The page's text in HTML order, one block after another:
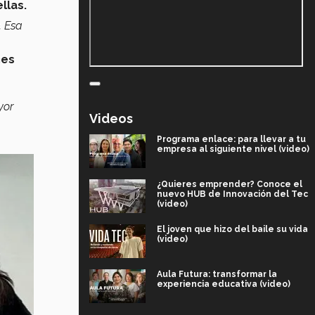
Esa
Videos
Programa enlace: para llevar a tu
empresa al siguiente nivel (video)
¿Quieres emprender? Conoce el
nuevo HUB de Innovación del Tec
(video)
El joven que hizo del baile su vida
(video)
Aula Futura: transformar la
experiencia educativa (video)